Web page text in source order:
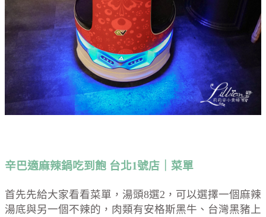
辛巴適麻辣鍋吃到飽 台北1號店｜菜單
首先先給大家看看菜單，湯頭8選2，可以選擇一個麻辣
湯底與另一個不辣的，肉類有安格斯黑牛、台灣黑豬上